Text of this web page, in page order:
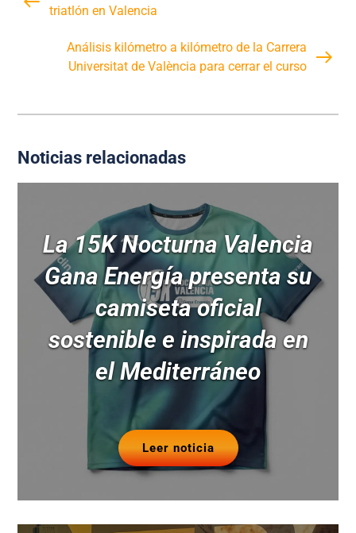
triatlón en Valencia
Análisis kilómetro a kilómetro de la Carrera
Universitat de València para cerrar el curso
Noticias relacionadas
La 15K Nocturna Valencia
Gana Energía presenta su
camiseta oficial
sostenible e inspirada en
el Mediterráneo
Leer noticia